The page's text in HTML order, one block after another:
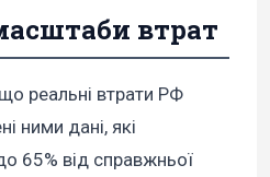
втрат
реальні втрати РФ
ними дані, які
65% від справжньої